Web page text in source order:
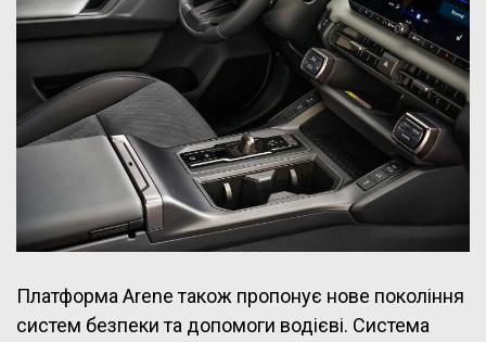
Платформа Arene також пропонує нове покоління
систем безпеки та допомоги водієві. Система